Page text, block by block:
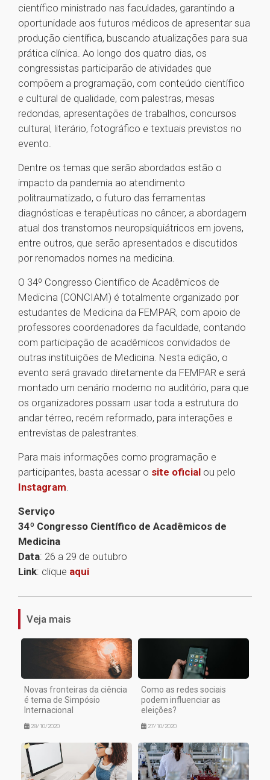
científico ministrado nas faculdades, garantindo a
oportunidade aos futuros médicos de apresentar sua
produção científica, buscando atualizações para sua
prática clínica. Ao longo dos quatro dias, os
congressistas participarão de atividades que
compõem a programação, com conteúdo científico
e cultural de qualidade, com palestras, mesas
redondas, apresentações de trabalhos, concursos
cultural, literário, fotográfico e textuais previstos no
evento.
Dentre os temas que serão abordados estão o
impacto da pandemia ao atendimento
politraumatizado, o futuro das ferramentas
diagnósticas e terapêuticas no câncer, a abordagem
atual dos transtornos neuropsiquiátricos em jovens,
entre outros, que serão apresentados e discutidos
por renomados nomes na medicina.
O 34º Congresso Científico de Acadêmicos de
Medicina (CONCIAM) é totalmente organizado por
estudantes de Medicina da FEMPAR, com apoio de
professores coordenadores da faculdade, contando
com participação de acadêmicos convidados de
outras instituições de Medicina. Nesta edição, o
evento será gravado diretamente da FEMPAR e será
montado um cenário moderno no auditório, para que
os organizadores possam usar toda a estrutura do
andar térreo, recém reformado, para interações e
entrevistas de palestrantes.
Para mais informações como programação e
participantes, basta acessar o site oficial ou pelo
Instagram.
Serviço
34º Congresso Científico de Acadêmicos de
Medicina
Data: 26 a 29 de outubro
Link: clique aqui
Veja mais
Novas fronteiras da ciência
é tema de Simpósio
Internacional
28/10/2020
Como as redes sociais
podem influenciar as
eleições?
27/10/2020